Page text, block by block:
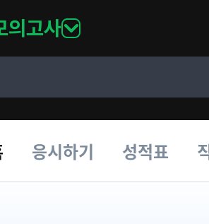
의고사
응시하기 성적표